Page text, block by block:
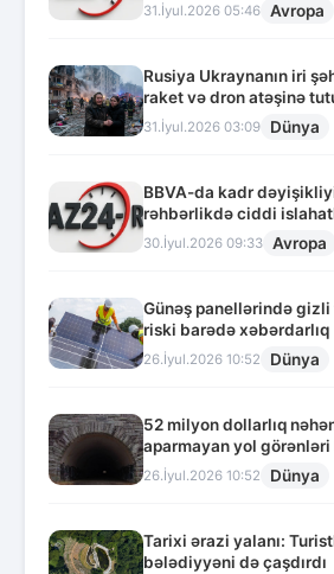
31.İyul.2026 05:46 Avropa
Rusiya Ukraynanın iri
raket və dron atəşinə
31.İyul.2026 03:09 Dünya
BBVA-da kadr
rəhbərlikdə ciddi
30.İyul.2026 09:33 Avropa
Günəş panellərində gizli
riski barədə xəbərdarlıq
26.İyul.2026 10:52 Dünya
52 milyon dollarlıq
aparmayan yol görənləri
26.İyul.2026 10:52 Dünya
Tarixi ərazi yalanı:
bələdiyyəni də çaşdırdı